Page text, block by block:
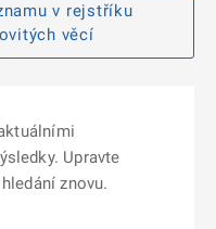
v rejstříku
věcí
Upravte
znovu.